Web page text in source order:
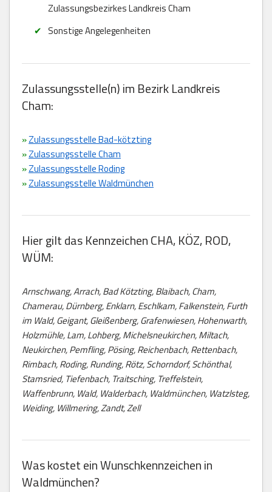
Zulassungsbezirkes Landkreis Cham
Sonstige Angelegenheiten
Zulassungsstelle(n) im Bezirk Landkreis
Cham:
»Zulassungsstelle Bad-kötzting
»Zulassungsstelle Cham
»Zulassungsstelle Roding
»Zulassungsstelle Waldmünchen
Hier gilt das Kennzeichen CHA, KÖZ, ROD,
WÜM:
Arnschwang, Arrach, Bad Kötzting, Blaibach, Cham,
Chamerau, Dürnberg, Enklarn, Eschlkam, Falkenstein, Furth
im Wald, Geigant, Gleißenberg, Grafenwiesen, Hohenwarth,
Holzmühle, Lam, Lohberg, Michelsneukirchen, Miltach,
Neukirchen, Pemfling, Pösing, Reichenbach, Rettenbach,
Rimbach, Roding, Runding, Rötz, Schorndorf, Schönthal,
Stamsried, Tiefenbach, Traitsching, Treffelstein,
Waffenbrunn, Wald, Walderbach, Waldmünchen, Watzlsteg,
Weiding, Willmering, Zandt, Zell
Was kostet ein Wunschkennzeichen in
Waldmünchen?